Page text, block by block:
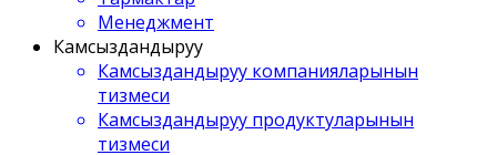
Менеджмент
Камсыздандыруу
Камсыздандыруу компанияларынын
тизмеси
Камсыздандыруу продуктуларынын
тизмеси